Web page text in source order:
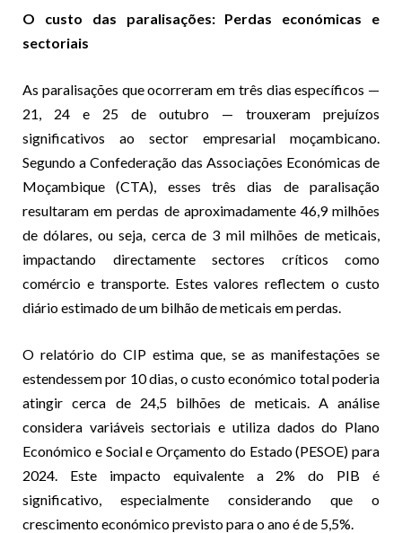
O custo das paralisações: Perdas económicas e
sectoriais
As paralisações que ocorreram em três dias específicos —
21, 24 e 25 de outubro — trouxeram prejuízos
significativos ao sector empresarial moçambicano.
Segundo a Confederação das Associações Económicas de
Moçambique (CTA), esses três dias de paralisação
resultaram em perdas de aproximadamente 46,9 milhões
de dólares, ou seja, cerca de 3 mil milhões de meticais,
impactando directamente sectores críticos como
comércio e transporte. Estes valores reflectem o custo
diário estimado de um bilhão de meticais em perdas.
O relatório do CIP estima que, se as manifestações se
estendessem por 10 dias, o custo económico total poderia
atingir cerca de 24,5 bilhões de meticais. A análise
considera variáveis sectoriais e utiliza dados do Plano
Económico e Social e Orçamento do Estado (PESOE) para
2024. Este impacto equivalente a 2% do PIB é
significativo, especialmente considerando que o
crescimento económico previsto para o ano é de 5,5%.